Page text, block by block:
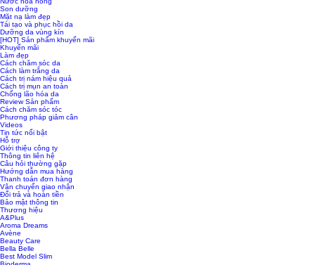
Son dưỡng
Mặt nạ làm đẹp
Tái tạo và phục hồi da
Dưỡng da vùng kín
[HOT] Sản phẩm khuyến mãi
Khuyến mãi
Làm đẹp
Cách chăm sóc da
Cách làm trắng da
Cách trị nám hiệu quả
Cách trị mụn an toàn
Chống lão hóa da
Review Sản phẩm
Cách chăm sóc tóc
Phương pháp giảm cân
Videos
Tin tức nổi bật
Hỗ trợ
Giới thiệu công ty
Thông tin liên hệ
Câu hỏi thường gặp
Hướng dẫn mua hàng
Thanh toán đơn hàng
Vận chuyển giao nhận
Đổi trả và hoàn tiền
Bảo mật thông tin
Thương hiệu
A&Plus
Aroma Dreams
Avène
Beauty Care
Bella Belle
Best Model Slim